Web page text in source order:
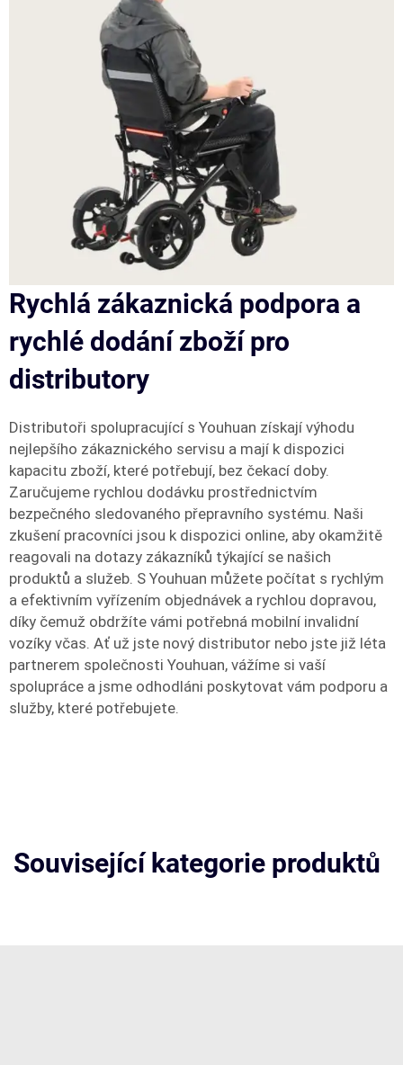
Rychlá zákaznická podpora a
rychlé dodání zboží pro
distributory
Distributoři spolupracující s Youhuan získají výhodu
nejlepšího zákaznického servisu a mají k dispozici
kapacitu zboží, které potřebují, bez čekací doby.
Zaručujeme rychlou dodávku prostřednictvím
bezpečného sledovaného přepravního systému. Naši
zkušení pracovníci jsou k dispozici online, aby okamžitě
reagovali na dotazy zákazníků týkající se našich
produktů a služeb. S Youhuan můžete počítat s rychlým
a efektivním vyřízením objednávek a rychlou dopravou,
díky čemuž obdržíte vámi potřebná mobilní invalidní
vozíky včas. Ať už jste nový distributor nebo jste již léta
partnerem společnosti Youhuan, vážíme si vaší
spolupráce a jsme odhodláni poskytovat vám podporu a
služby, které potřebujete.
Související kategorie produktů